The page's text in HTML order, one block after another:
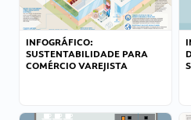
INFOGRÁFICO:
SUSTENTABILIDADE PARA
COMÉRCIO VAREJISTA